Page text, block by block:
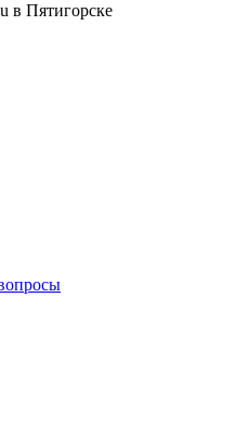
в Пятигорске